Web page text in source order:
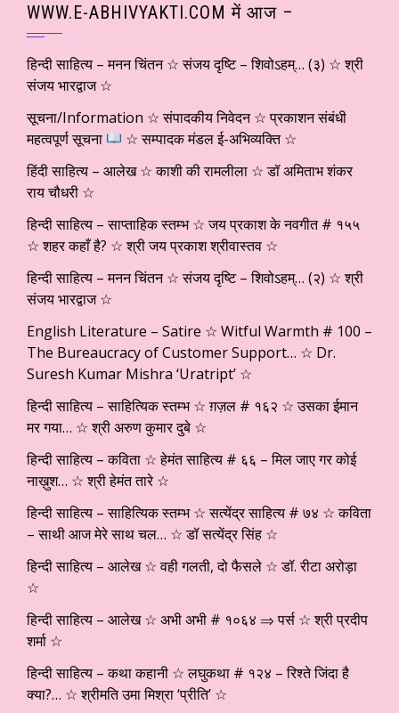
WWW.E-ABHIVYAKTI.COM में आज –
हिन्दी साहित्य – मनन चिंतन ☆ संजय दृष्टि – शिवोऽहम्… (३) ☆ श्री
संजय भारद्वाज ☆
सूचना/Information ☆ संपादकीय निवेदन ☆ प्रकाशन संबंधी
महत्वपूर्ण सूचना
☆ सम्पादक मंडल ई-अभिव्यक्ति ☆
हिंदी साहित्य – आलेख ☆ काशी की रामलीला ☆ डॉ अमिताभ शंकर
राय चौधरी ☆
हिन्दी साहित्य – साप्ताहिक स्तम्भ ☆ जय प्रकाश के नवगीत # १५५
☆ शहर कहाँ है? ☆ श्री जय प्रकाश श्रीवास्तव ☆
हिन्दी साहित्य – मनन चिंतन ☆ संजय दृष्टि – शिवोऽहम्… (२) ☆ श्री
संजय भारद्वाज ☆
English Literature – Satire ☆ Witful Warmth # 100 –
The Bureaucracy of Customer Support… ☆ Dr.
Suresh Kumar Mishra ‘Uratript’ ☆
हिन्दी साहित्य – साहित्यिक स्तम्भ ☆ ग़ज़ल # १६२ ☆ उसका ईमान
मर गया… ☆ श्री अरुण कुमार दुबे ☆
हिन्दी साहित्य – कविता ☆ हेमंत साहित्य # ६६ – मिल जाए गर कोई
नाख़ुश… ☆ श्री हेमंत तारे ☆
हिन्दी साहित्य – साहित्यिक स्तम्भ ☆ सत्येंद्र साहित्य # ७४ ☆ कविता
– साथी आज मेरे साथ चल… ☆ डॉ सत्येंद्र सिंह ☆
हिन्दी साहित्य – आलेख ☆ वही गलती, दो फैसले ☆ डॉ. रीटा अरोड़ा
☆
हिन्दी साहित्य – आलेख ☆ अभी अभी # १०६४ ⇒ पर्स ☆ श्री प्रदीप
शर्मा ☆
हिन्दी साहित्य – कथा कहानी ☆ लघुकथा # १२४ – रिश्ते जिंदा है
क्या?… ☆ श्रीमति उमा मिश्रा ‘प्रीति’ ☆